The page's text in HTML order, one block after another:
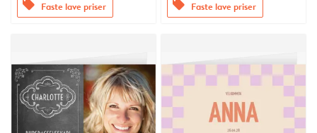
offers Faste lave priser offers Faste lave priser